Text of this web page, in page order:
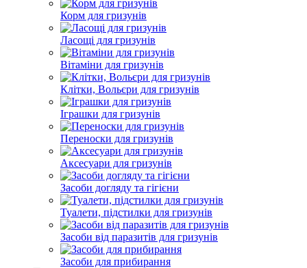
Корм для гризунів
Ласощі для гризунів
Вітаміни для гризунів
Клітки, Вольєри для гризунів
Іграшки для гризунів
Переноски для гризунів
Аксесуари для гризунів
Засоби догляду та гігієни
Туалети, підстилки для гризунів
Засоби від паразитів для гризунів
Засоби для прибирання